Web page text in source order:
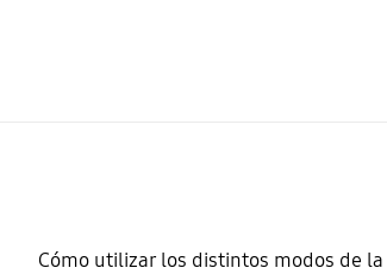
Cómo utilizar los distintos modos de la